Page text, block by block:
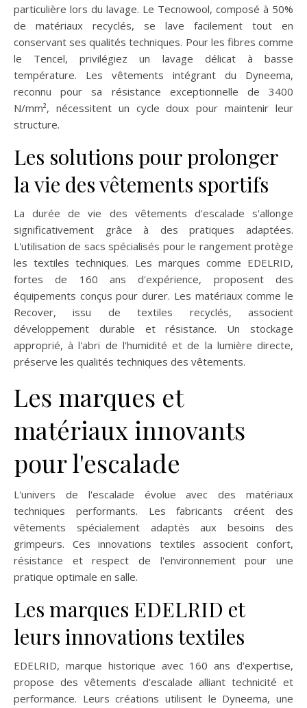
particulière lors du lavage. Le Tecnowool, composé à 50%
de matériaux recyclés, se lave facilement tout en
conservant ses qualités techniques. Pour les fibres comme
le Tencel, privilégiez un lavage délicat à basse
température. Les vêtements intégrant du Dyneema,
reconnu pour sa résistance exceptionnelle de 3400
N/mm², nécessitent un cycle doux pour maintenir leur
structure.
Les solutions pour prolonger
la vie des vêtements sportifs
La durée de vie des vêtements d'escalade s'allonge
significativement grâce à des pratiques adaptées.
L'utilisation de sacs spécialisés pour le rangement protège
les textiles techniques. Les marques comme EDELRID,
fortes de 160 ans d'expérience, proposent des
équipements conçus pour durer. Les matériaux comme le
Recover, issu de textiles recyclés, associent
développement durable et résistance. Un stockage
approprié, à l'abri de l'humidité et de la lumière directe,
préserve les qualités techniques des vêtements.
Les marques et
matériaux innovants
pour l'escalade
L'univers de l'escalade évolue avec des matériaux
techniques performants. Les fabricants créent des
vêtements spécialement adaptés aux besoins des
grimpeurs. Ces innovations textiles associent confort,
résistance et respect de l'environnement pour une
pratique optimale en salle.
Les marques EDELRID et
leurs innovations textiles
EDELRID, marque historique avec 160 ans d'expertise,
propose des vêtements d'escalade alliant technicité et
performance. Leurs créations utilisent le Dyneema, une